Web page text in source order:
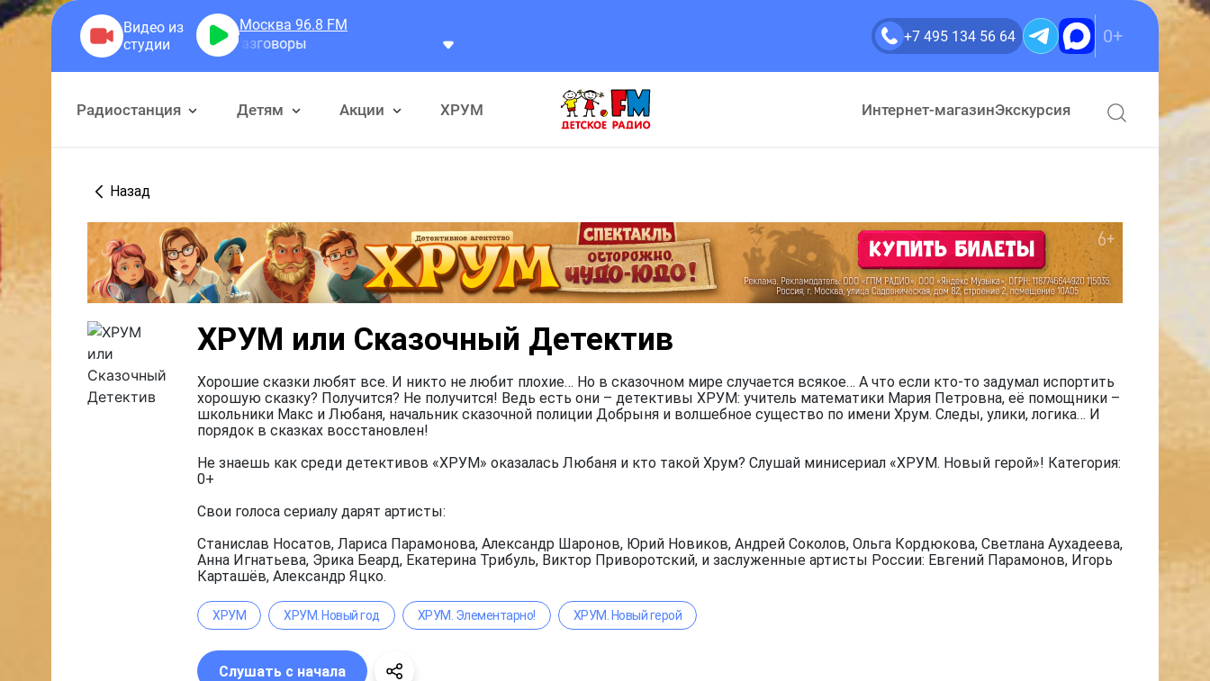
Москва 96.8 FM
Герра Александр
Разговоры +7 495 134 56 64 0+
Радиостанция Детям Акции ХРУМ Интернет-магазинЭкскурсия
Назад
ХРУМ или Сказочный Детектив
Хорошие сказки любят все. И никто не любит плохие… Но в сказочном мире случается всякое… А что если кто-то задумал испортить
хорошую сказку? Получится? Не получится! Ведь есть они – детективы ХРУМ: учитель математики Мария Петровна, её помощники –
школьники Макс и Любаня, начальник сказочной полиции Добрыня и волшебное существо по имени Хрум. Следы, улики, логика… И
порядок в сказках восстановлен!
Не знаешь как среди детективов «ХРУМ» оказалась Любаня и кто такой Хрум? Слушай минисериал «ХРУМ. Новый герой»! Категория:
0+
Свои голоса сериалу дарят артисты:
Станислав Носатов, Лариса Парамонова, Александр Шаронов, Юрий Новиков, Андрей Соколов, Ольга Кордюкова, Светлана Аухадеева,
Анна Игнатьева, Эрика Беард, Екатерина Трибуль, Виктор Приворотский, и заслуженные артисты России: Евгений Парамонов, Игорь
Карташёв, Александр Яцко.
ХРУМ ХРУМ. Новый год ХРУМ. Элементарно! ХРУМ. Новый герой
Слушать с начала